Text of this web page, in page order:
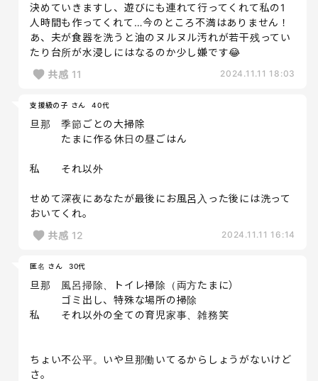
決めていきますし、遊びにも連れて行ってくれて私の1
人時間も作ってくれて…今のところ不満はありません！
あ、夫が食器を洗うと油のヌルヌル汚れが若干残ってい
たり台所が水浸しにはなるのか少し嫌です😂
共感 11 2024.11.11 18:03
支援級の子 さん 40代
旦那 季節ごとの大掃除
たまに作る休日の昼ごはん
私 それ以外
せめて深夜にあなたが最後にお風呂入った後には洗って
おいてくれ。
共感 12 2024.11.11 16:14
匿名 さん 30代
旦那 風呂掃除、トイレ掃除（両方たまに）
ゴミ出し、特殊な場所の掃除
私 それ以外の全ての育児家事、雑務笑
ちょい不公平。いや旦那働いてるからしょうがないけど
さ。